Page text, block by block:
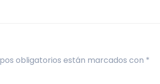
obligatorios están marcados con *